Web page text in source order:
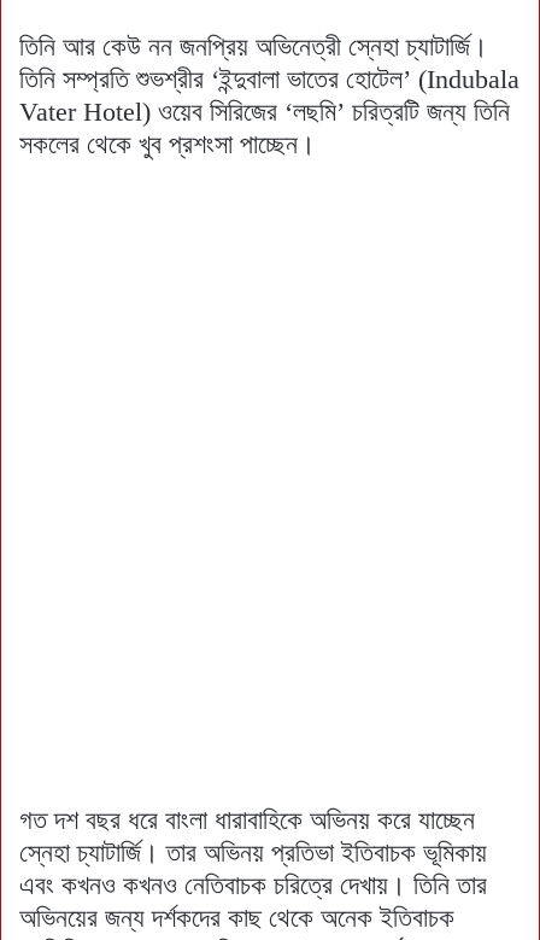
তিনি আর কেউ নন জনপ্রিয় অভিনেত্রী স্নেহা চ্যাটার্জি।
তিনি সম্প্রতি শুভশ্রীর ‘ইন্দুবালা ভাতের হোটেল’ (Indubala
Vater Hotel) ওয়েব সিরিজের ‘লছমি’ চরিত্রটি জন্য তিনি
সকলের থেকে খুব প্রশংসা পাচ্ছেন।
গত দশ বছর ধরে বাংলা ধারাবাহিকে অভিনয় করে যাচ্ছেন
স্নেহা চ্যাটার্জি। তার অভিনয় প্রতিভা ইতিবাচক ভূমিকায়
এবং কখনও কখনও নেতিবাচক চরিত্রে দেখায়। তিনি তার
অভিনয়ের জন্য দর্শকদের কাছ থেকে অনেক ইতিবাচক